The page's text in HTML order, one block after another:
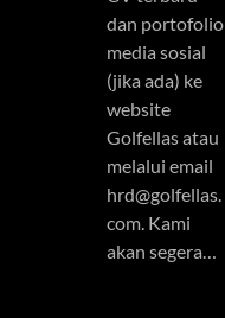
dan portofolio
media sosial
(jika ada) ke
website
Golfellas atau
melalui email
hrd@golfellas.
com. Kami
akan segera…